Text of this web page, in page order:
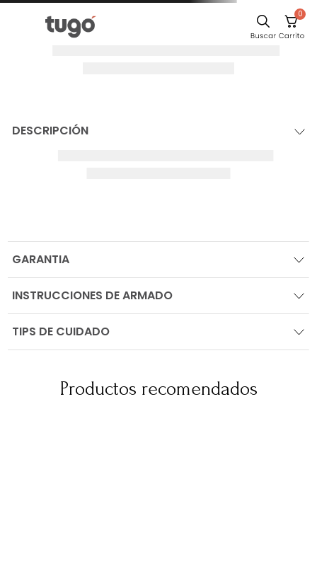
0
DESCRIPCIÓN
GARANTIA
INSTRUCCIONES DE ARMADO
TIPS DE CUIDADO
Productos recomendados